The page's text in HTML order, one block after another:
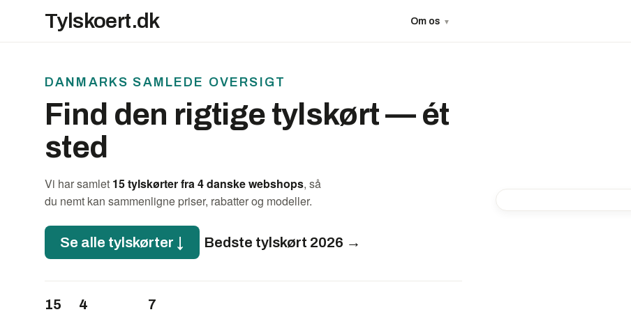
Tylskoert.dk Om os ▼
DANMARKS SAMLEDE OVERSIGT
Find den rigtige tylskørt — ét
sted
Vi har samlet 15 tylskørter fra 4 danske webshops, så
du nemt kan sammenligne priser, rabatter og modeller.
Se alle tylskørter ↓ Bedste tylskørt 2026 →
15 4 7